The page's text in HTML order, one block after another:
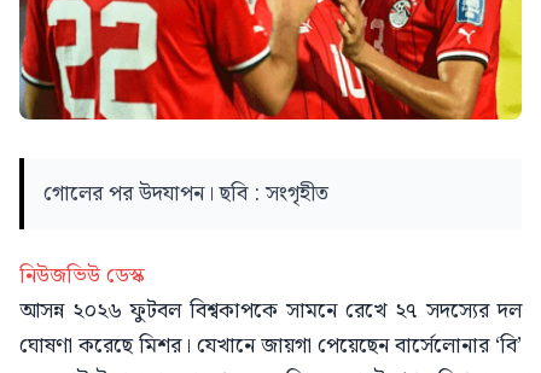
গোলের পর উদযাপন। ছবি : সংগৃহীত
নিউজভিউ ডেস্ক
আসন্ন ২০২৬ ফুটবল বিশ্বকাপকে সামনে রেখে ২৭ সদস্যের দল
ঘোষণা করেছে মিশর। যেখানে জায়গা পেয়েছেন বার্সেলোনার ‘বি’